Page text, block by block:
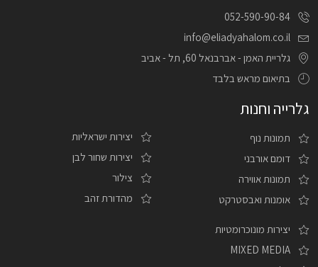
052-590-90-84
info@eliadyahalom.co.il
גלריית האמן - אברבנאל 60, תל - אביב
בתיאום מראש בלבד
גלרייה וחנות
תמונות נוף
דומם אורבני
תמונות אווירה
אומנות ואבסטרקט
יצירות ישראליות
יצירות שחור לבן
צילור
מהדורת זהב
יצירות מונוכרומטיות
MIXED MEDIA